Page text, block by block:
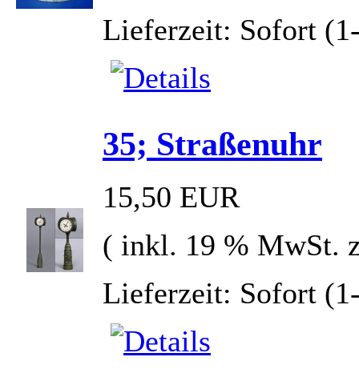
Lieferzeit: Sofort
35; Straßenuhr
15,50 EUR
( inkl. 19 % MwSt.
Lieferzeit: Sofort